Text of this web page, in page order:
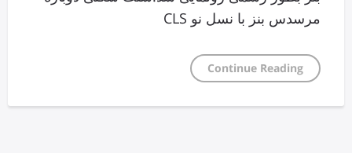
مرسدس بنز با نسل نو CLS
Continue Reading